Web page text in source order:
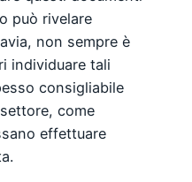
può rivelare
non sempre è
individuare tali
consigliabile
come
effettuare